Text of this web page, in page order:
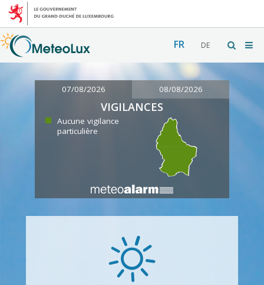
FR DE
07/08/2026 08/08/2026
VIGILANCES
Aucune vigilance
particulière